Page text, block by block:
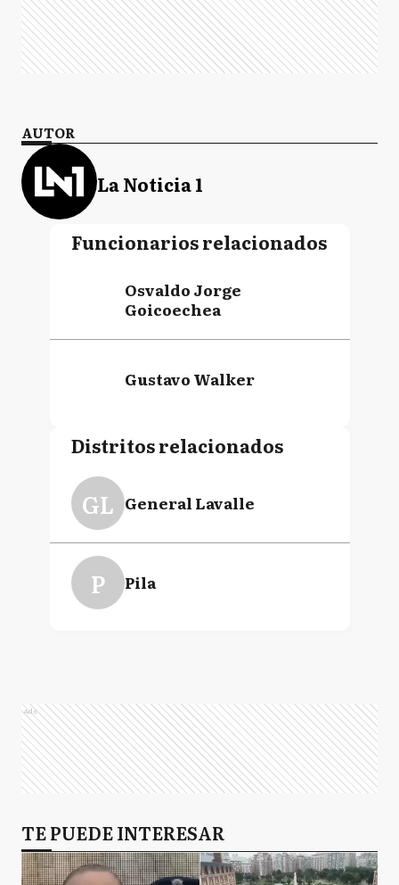
AUTOR
La Noticia 1
Funcionarios relacionados
Osvaldo Jorge
Goicoechea
Gustavo Walker
Distritos relacionados
GL General Lavalle
P Pila
Ads
TE PUEDE INTERESAR